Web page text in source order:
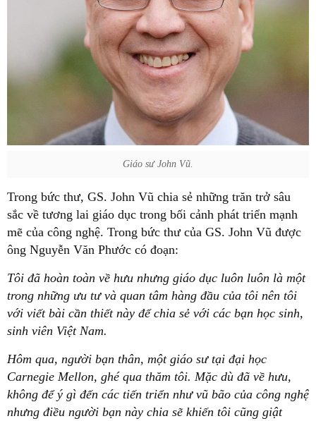
Giáo sư John Vũ.
Trong bức thư, GS. John Vũ chia sẻ những trăn trở sâu
sắc về tương lai giáo dục trong bối cảnh phát triển mạnh
mẽ của công nghệ. Trong bức thư của GS. John Vũ được
ông Nguyễn Văn Phước có đoạn:
Tôi đã hoàn toàn về hưu nhưng giáo dục luôn luôn là một
trong những ưu tư và quan tâm hàng đầu của tôi nên tôi
với viết bài cần thiết này để chia sẻ với các bạn học sinh,
sinh viên Việt Nam.
Hôm qua, người bạn thân, một giáo sư tại đại học
Carnegie Mellon, ghé qua thăm tôi. Mặc dù đã về hưu,
không để ý gì đến các tiến triển như vũ bão của công nghệ
nhưng điều người bạn này chia sẽ khiến tôi cũng giật